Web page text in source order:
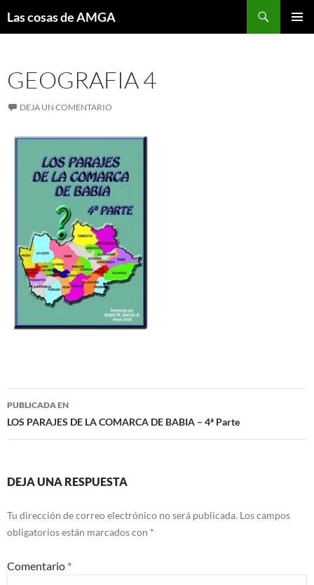
Las cosas de AMGA
GEOGRAFIA 4
DEJA UN COMENTARIO
Navegación
de
PUBLICADA EN
LOS PARAJES DE LA COMARCA DE BABIA – 4ª Parte
DEJA UNA RESPUESTA
Tu dirección de correo electrónico no será publicada. Los campos
obligatorios están marcados con *
Comentario *